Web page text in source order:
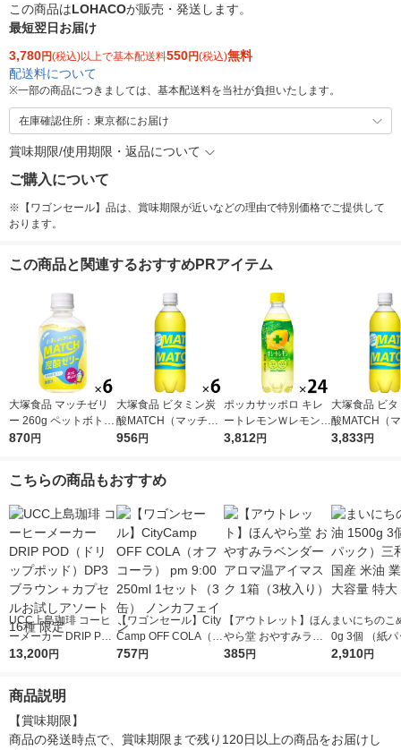
この商品はLOHACOが販売・発送します。
最短翌日お届け
3,780円(税込)以上で基本配送料550円(税込)無料
配送料について
※一部の商品につきましては、基本配送料を当社が負担いたします。
在庫確認住所：東京都にお届け
賞味期限/使用期限・返品について
ご購入について
※【ワゴンセール】品は、賞味期限が近いなどの理由で特別価格でご提供して
おります。
この商品と関連するおすすめPRアイテム
大塚食品 マッチゼリ
ー 260g ペットボトル
1セット（6本）
870円
大塚食品 ビタミン炭
酸MATCH（マッチ）
500ml 1セット（6
956円
ポッカサッポロ キレ
ートレモンＷレモン 5
00ml 1箱（24本入）
3,812円
大塚食品 ビ
酸MATCH（
500ml 1箱（
3,833円
こちらの商品もおすすめ
UCC上島珈琲 コーヒ
ーメーカー DRIP PO
D（ドリップポッド）
種 限定
13,200円
【ワゴンセール】City
Camp OFF COLA（オ
フコーラ） pm 9:00 2
757円
【アウトレット】ほん
やら堂 おやすみラベ
ンダーアロマ温アイマ
385円
まいにちのこ
0g 3個 （紙パ
三和油脂 国産
2,910円
商品説明
【賞味期限】
商品の発送時点で、賞味期限まで残り120日以上の商品をお届けし